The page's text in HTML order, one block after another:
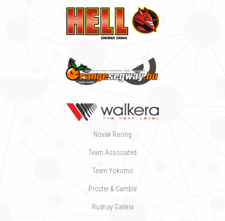
Novak Racing
Team Associated
Team Yokomo
Procter & Gamble
Rudnay Galéria